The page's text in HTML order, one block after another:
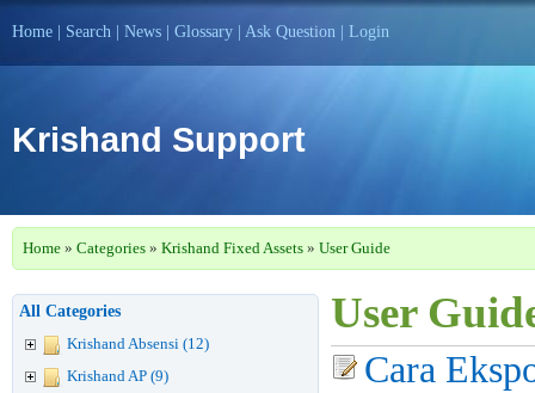
Home Search News Glossary Ask Question Login
Krishand Support
Home » Categories » Krishand Fixed Assets » User Guide
All Categories
Krishand Absensi (12)
Krishand AP (9)
User
Cara